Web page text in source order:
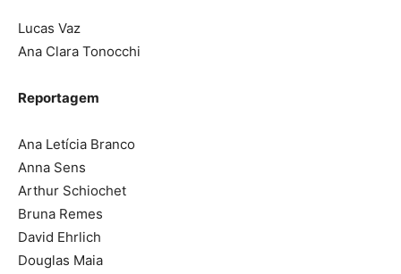
Lucas Vaz
Ana Clara Tonocchi
Reportagem
Ana Letícia Branco
Anna Sens
Arthur Schiochet
Bruna Remes
David Ehrlich
Douglas Maia